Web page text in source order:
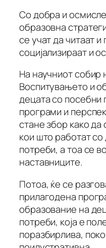
Со добра и
образовна
се учат да читаат
социјализираат и
На научниот собир
Воспитувањето и
децата со посебни
програми и
стане збор како да
кои што работат
потреби, а тоа се
наставниците.
Потоа, ќе се
прилагодена
образование на
потреби, која е
поразбирлива,